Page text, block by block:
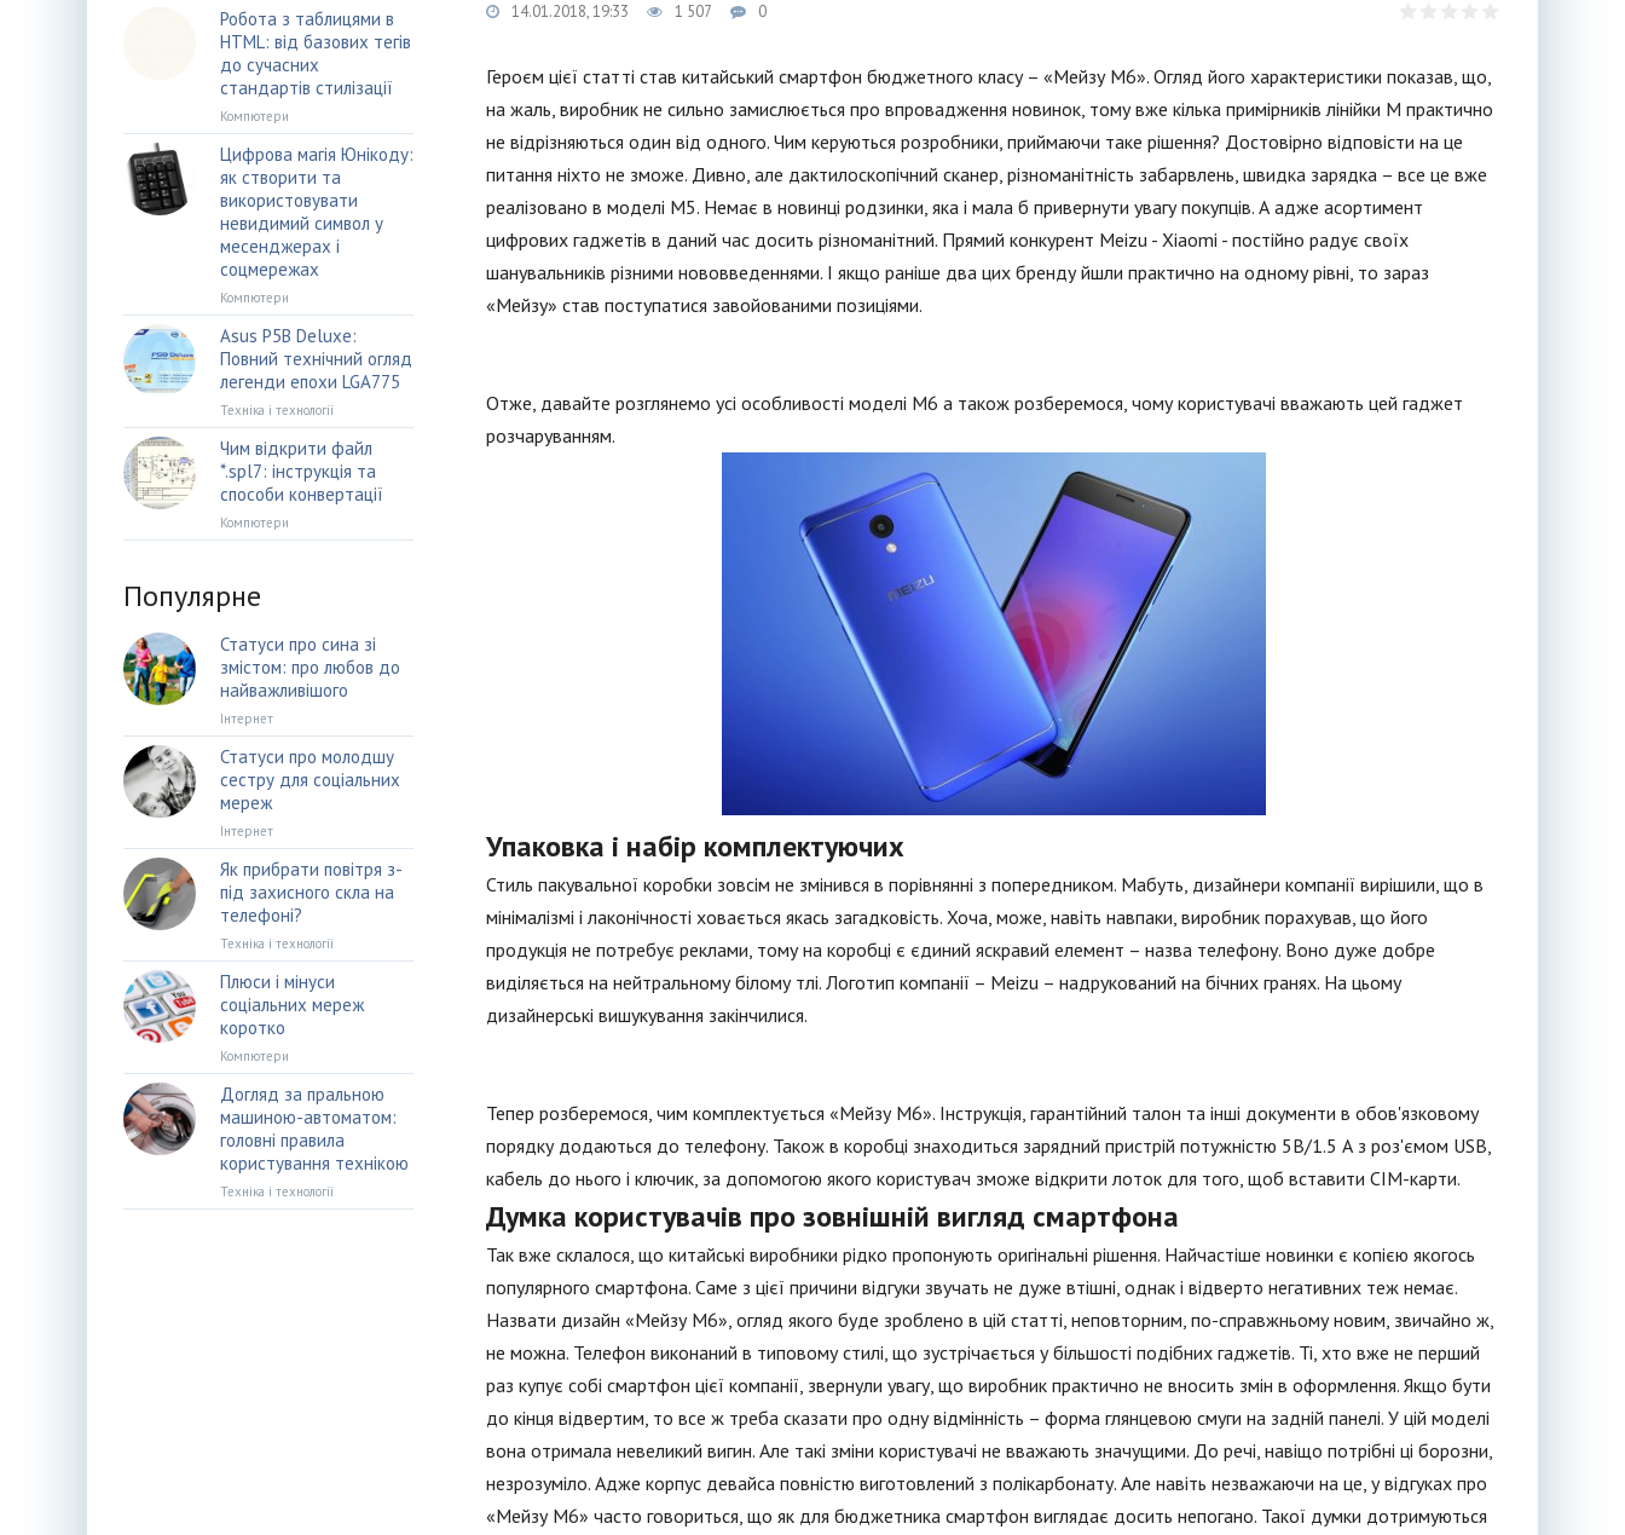
14.01.2018, 19:33 1 507 0
Героєм цієї статті став китайський смартфон бюджетного класу – «Мейзу М6». Огляд його характеристики показав, що,
на жаль, виробник не сильно замислюється про впровадження новинок, тому вже кілька примірників лінійки M практично
не відрізняються один від одного. Чим керуються розробники, приймаючи таке рішення? Достовірно відповісти на це
питання ніхто не зможе. Дивно, але дактилоскопічний сканер, різноманітність забарвлень, швидка зарядка – все це вже
реалізовано в моделі M5. Немає в новинці родзинки, яка і мала б привернути увагу покупців. А адже асортимент
цифрових гаджетів в даний час досить різноманітний. Прямий конкурент Meizu - Xiaomi - постійно радує своїх
шанувальників різними нововведеннями. І якщо раніше два цих бренду йшли практично на одному рівні, то зараз
«Мейзу» став поступатися завойованими позиціями.
Отже, давайте розглянемо усі особливості моделі М6 а також розберемося, чому користувачі вважають цей гаджет
розчаруванням.
Упаковка і набір комплектуючих
Стиль пакувальної коробки зовсім не змінився в порівнянні з попередником. Мабуть, дизайнери компанії вирішили, що в
мінімалізмі і лаконічності ховається якась загадковість. Хоча, може, навіть навпаки, виробник порахував, що його
продукція не потребує реклами, тому на коробці є єдиний яскравий елемент – назва телефону. Воно дуже добре
виділяється на нейтральному білому тлі. Логотип компанії – Meizu – надрукований на бічних гранях. На цьому
дизайнерські вишукування закінчилися.
Тепер розберемося, чим комплектується «Мейзу М6». Інструкція, гарантійний талон та інші документи в обов'язковому
порядку додаються до телефону. Також в коробці знаходиться зарядний пристрій потужністю 5В/1.5 А з роз'ємом USB,
кабель до нього і ключик, за допомогою якого користувач зможе відкрити лоток для того, щоб вставити СІМ-карти.
Думка користувачів про зовнішній вигляд смартфона
Так вже склалося, що китайські виробники рідко пропонують оригінальні рішення. Найчастіше новинки є копією якогось
популярного смартфона. Саме з цієї причини відгуки звучать не дуже втішні, однак і відверто негативних теж немає.
Назвати дизайн «Мейзу М6», огляд якого буде зроблено в цій статті, неповторним, по-справжньому новим, звичайно ж,
не можна. Телефон виконаний в типовому стилі, що зустрічається у більшості подібних гаджетів. Ті, хто вже не перший
раз купує собі смартфон цієї компанії, звернули увагу, що виробник практично не вносить змін в оформлення. Якщо бути
до кінця відвертим, то все ж треба сказати про одну відмінність – форма глянцевою смуги на задній панелі. У цій моделі
вона отримала невеликий вигин. Але такі зміни користувачі не вважають значущими. До речі, навіщо потрібні ці борозни,
незрозуміло. Адже корпус девайса повністю виготовлений з полікарбонату. Але навіть незважаючи на це, у відгуках про
«Мейзу М6» часто говориться, що як для бюджетника смартфон виглядає досить непогано. Такої думки дотримуються
Робота з таблицями в
HTML: від базових тегів
до сучасних
стандартів стилізації
Компютери
Цифрова магія Юнікоду:
як створити та
використовувати
невидимий символ у
месенджерах і
соцмережах
Компютери
Asus P5B Deluxe:
Повний технічний огляд
легенди епохи LGA775
Техніка і технології
Чим відкрити файл
*.spl7: інструкція та
способи конвертації
Компютери
Популярне
Статуси про сина зі
змістом: про любов до
найважливішого
Інтернет
Статуси про молодшу
сестру для соціальних
мереж
Інтернет
Як прибрати повітря з-
під захисного скла на
телефоні?
Техніка і технології
Плюси і мінуси
соціальних мереж
коротко
Компютери
Догляд за пральною
машиною-автоматом:
головні правила
користування технікою
Техніка і технології